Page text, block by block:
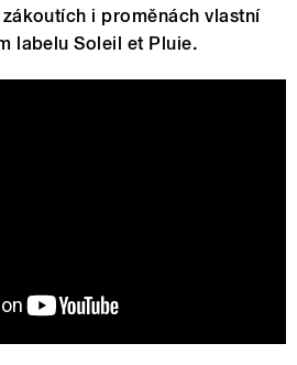
i proměnách vlastní
labelu Soleil et Pluie.